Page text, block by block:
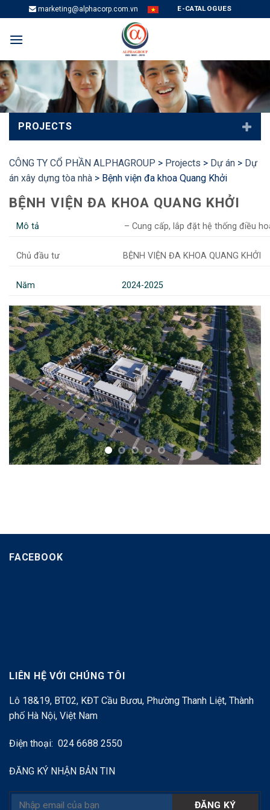
content
marketing@alphacorp.com.vn E-CATALOGUES
PROJECTS
CÔNG TY CỔ PHẦN ALPHAGROUP > Projects > Dự án > Dự
án xây dựng tòa nhà > Bệnh viện đa khoa Quang Khởi
BỆNH VIỆN ĐA KHOA QUANG KHỞI
Mô tả – Cung cấp, lắp đặt hệ thống điều
Chủ đầu tư BỆNH VIỆN ĐA KHOA QUANG KHỞI
Năm 2024-2025
FACEBOOK
LIÊN HỆ VỚI CHÚNG TÔI
Lô 18&19, BT02, KĐT Cầu Bươu, Phường Thanh Liệt, Thành
phố Hà Nội, Việt Nam
Điện thoại: 024 6688 2550
ĐĂNG KÝ NHẬN BẢN TIN